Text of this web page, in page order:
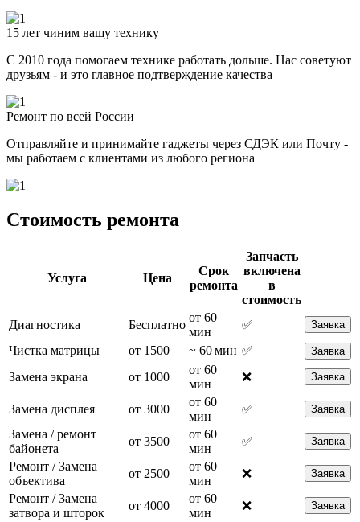
15 лет чиним вашу технику
С 2010 года помогаем технике работать дольше. Нас советуют
друзьям - и это главное подтверждение качества
Ремонт по всей России
Отправляйте и принимайте гаджеты через СДЭК или Почту -
мы работаем с клиентами из любого региона
Стоимость ремонта
Услуга Цена
Срок
ремонта
Запчасть
включена
в
стоимость
Диагностика
Бесплатно
от 60
мин
✅ Заявка
Чистка матрицы от 1500 ~ 60 мин ✅ Заявка
Замена экрана от 1000
от 60
мин
❌ Заявка
Замена дисплея от 3000
от 60
мин
✅ Заявка
Замена / ремонт
байонета
от 3500
от 60
мин
✅ Заявка
Ремонт / Замена
объектива
от 2500
от 60
мин
❌ Заявка
Ремонт / Замена
затвора и шторок
от 4000
от 60
мин
❌ Заявка